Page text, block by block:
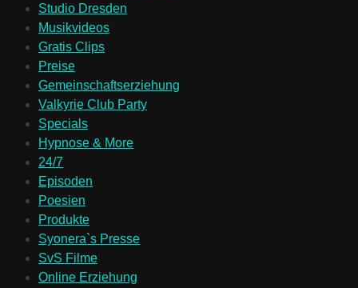
Studio Dresden
Musikvideos
Gratis Clips
Preise
Gemeinschaftserziehung
Valkyrie Club Party
Specials
Hypnose & More
24/7
Episoden
Poesien
Produkte
Syonera`s Presse
SvS Filme
Online Erziehung